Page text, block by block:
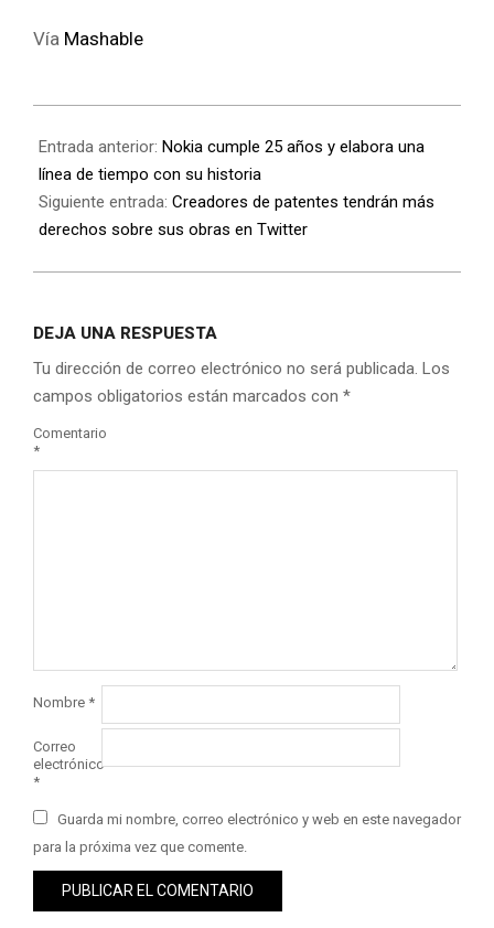
Vía Mashable
Entrada anterior: Nokia cumple 25 años y elabora una
línea de tiempo con su historia
Siguiente entrada: Creadores de patentes tendrán más
derechos sobre sus obras en Twitter
DEJA UNA RESPUESTA
Tu dirección de correo electrónico no será publicada. Los
campos obligatorios están marcados con *
Comentario
*
Nombre *
Correo
electrónico
*
Guarda mi nombre, correo electrónico y web en este navegador
para la próxima vez que comente.